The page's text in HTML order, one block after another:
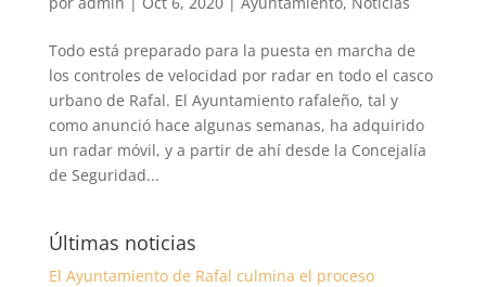
Todo está preparado para la puesta en marcha de
los controles de velocidad por radar en todo el casco
urbano de Rafal. El Ayuntamiento rafaleño, tal y
como anunció hace algunas semanas, ha adquirido
un radar móvil, y a partir de ahí desde la Concejalía
de Seguridad...
Últimas noticias
El Ayuntamiento de Rafal culmina el proceso